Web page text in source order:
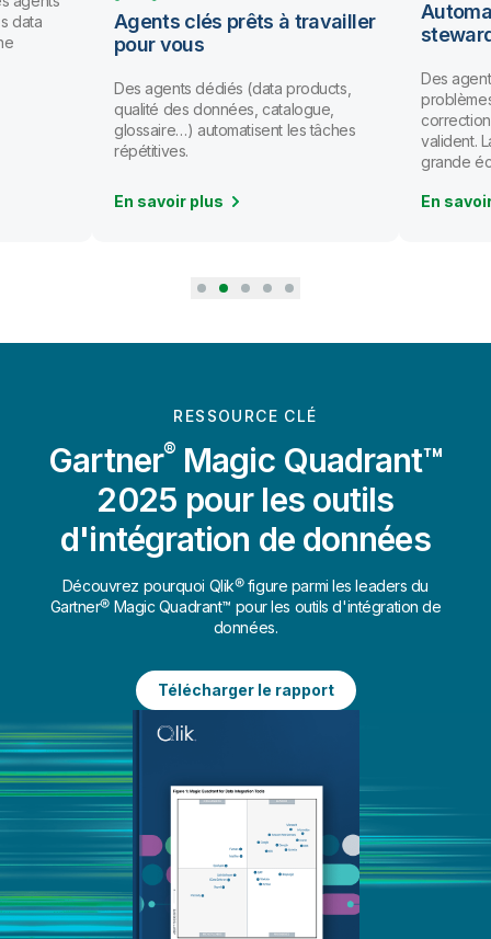
Agents clés prêts à travailler
Des agents dédiés (data products,
qualité des données, catalogue,
glossaire…) automatisent les tâches
Des
valident.
RESSOURCE CLÉ
Gartner Magic Quadrant™
2025 pour les outils
d'intégration de données
Découvrez pourquoi Qlik® figure parmi les leaders du
Gartner® Magic Quadrant™ pour les outils d'intégration de
Télécharger le rapport